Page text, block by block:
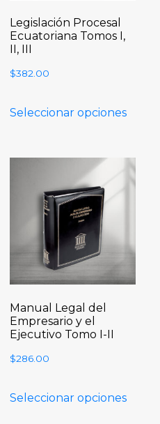
Legislación Procesal
Ecuatoriana Tomos I,
II, III
$382.00
Seleccionar opciones
Manual Legal del
Empresario y el
Ejecutivo Tomo I-II
$286.00
Seleccionar opciones